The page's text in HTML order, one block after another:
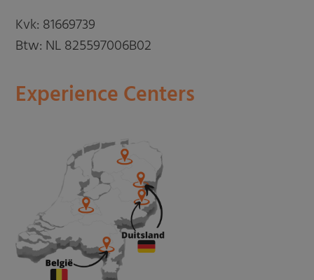
Kvk: 81669739
Btw: NL 825597006B02
Experience Centers